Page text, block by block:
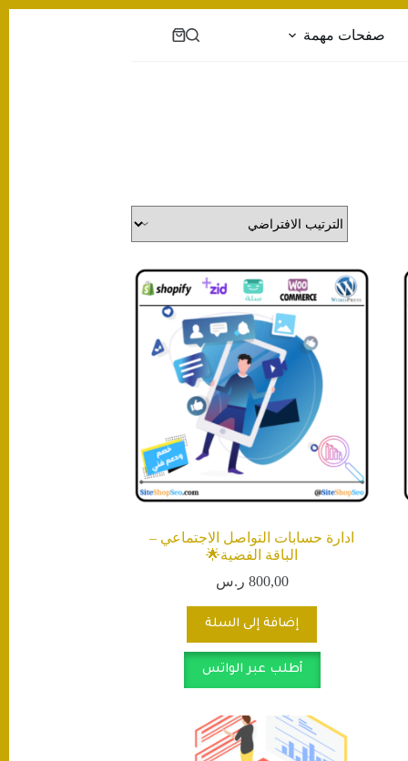
صفحات مهمة
عربة
ادارة حسابات التواصل الاجتماعي –
الباقة الفضية🌟
800,00 ر.س
إضافة إلى السلة
أطلب عبر الواتس